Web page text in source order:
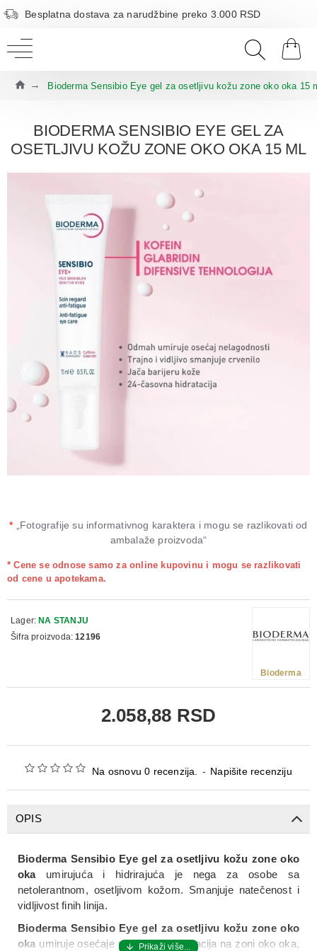
Besplatna dostava za narudžbine preko 3.000 RSD
Bioderma Sensibio Eye gel za osetljivu kožu zone oko oka 15
BIODERMA SENSIBIO EYE GEL ZA
OSETLJIVU KOŽU ZONE OKO OKA 15 ML
* „Fotografije su informativnog karaktera i mogu se razlikovati od
ambalaže proizvoda“
Na osnovu 0 recenzija. - Napišite recenziju
* Cene se odnose samo za online kupovinu i mogu se razlikovati
od cene u apotekama.
2.058,88 RSD
Lager: NA STANJU
Šifra proizvoda: 12196
Bioderma
OPIS
Bioderma Sensibio Eye gel za osetljivu kožu zone oko
oka umirujuća i hidrirajuća je nega za osobe sa
netolerantnom, osetljivom kožom. Smanjuje natečenost i
vidljivost finih linija.
Bioderma Sensibio Eye gel za osetljivu kožu zone oko
oka umiruje osećaje neprijatnosti i iritacija na zoni oko oka,